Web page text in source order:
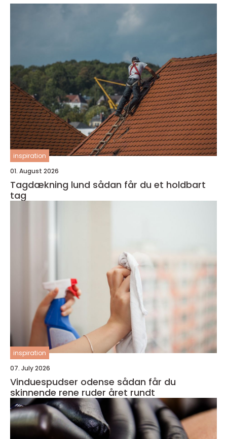
inspiration
01. August 2026
Tagdækning lund sådan får du et holdbart
tag
inspiration
07. July 2026
Vinduespudser odense sådan får du
skinnende rene ruder året rundt